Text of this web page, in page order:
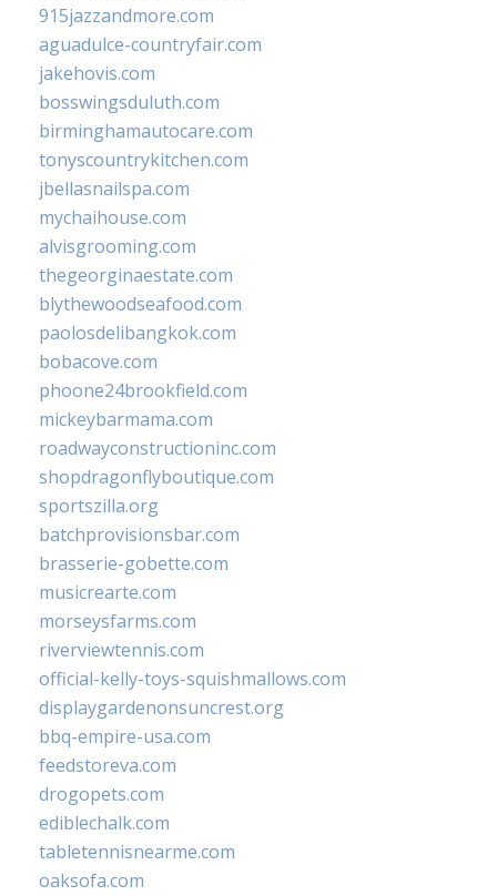
915jazzandmore.com
aguadulce-countryfair.com
jakehovis.com
bosswingsduluth.com
birminghamautocare.com
tonyscountrykitchen.com
jbellasnailspa.com
mychaihouse.com
alvisgrooming.com
thegeorginaestate.com
blythewoodseafood.com
paolosdelibangkok.com
bobacove.com
phoone24brookfield.com
mickeybarmama.com
roadwayconstructioninc.com
shopdragonflyboutique.com
sportszilla.org
batchprovisionsbar.com
brasserie-gobette.com
musicrearte.com
morseysfarms.com
riverviewtennis.com
official-kelly-toys-squishmallows.com
displaygardenonsuncrest.org
bbq-empire-usa.com
feedstoreva.com
drogopets.com
ediblechalk.com
tabletennisnearme.com
oaksofa.com